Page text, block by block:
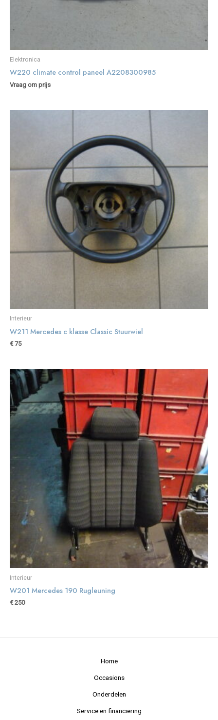
Elektronica
W220 climate control paneel A2208300985
Vraag om prijs
Interieur
W211 Mercedes c klasse Classic Stuurwiel
€75
Interieur
W201 Mercedes 190 Rugleuning
€250
Home
Occasions
Onderdelen
Service en financiering